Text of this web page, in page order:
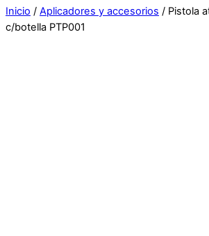
Inicio / Aplicadores y accesorios / Pistola
c/botella PTP001